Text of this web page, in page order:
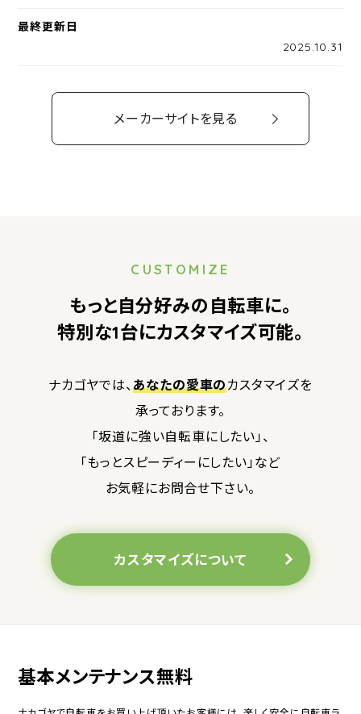
最終更新日
2025.10.31
メーカーサイトを見る
CUSTOMIZE
もっと自分好みの自転車に。
特別な1台にカスタマイズ可能。
ナカゴヤでは、 あなたの愛車のカスタマイズを
承っております。
「坂道に強い自転車にしたい」、
「もっとスピーディーにしたい」など
お気軽にお問合せ下さい。
カスタマイズについて
基本メンテナンス無料